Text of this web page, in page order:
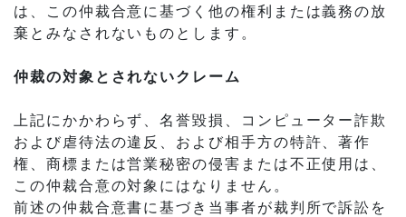
は、この仲裁合意に基づく他の権利または義務の放
棄とみなされないものとします。
仲裁の対象とされないクレーム
上記にかかわらず、名誉毀損、コンピューター詐欺
および虐待法の違反、および相手方の特許、著作
権、商標または営業秘密の侵害または不正使用は、
この仲裁合意の対象にはなりません。
前述の仲裁合意書に基づき当事者が裁判所で訴訟を